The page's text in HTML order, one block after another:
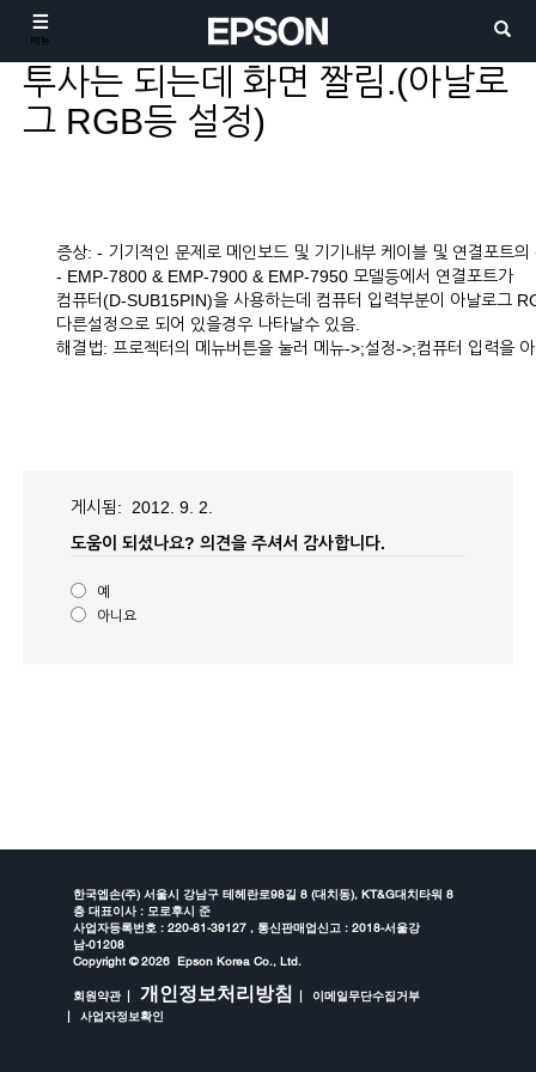
메뉴
투사는 되는데 화면 짤림.(아날로
그 RGB등 설정)
증상: - 기기적인 문제로 메인보드 및 기기내부 케이블 및 연결포트의
- EMP-7800 & EMP-7900 & EMP-7950 모델등에서 연결포트가
컴퓨터(D-SUB15PIN)을 사용하는데 컴퓨터 입력부분이 아날로그
다른설정으로 되어 있을경우 나타날수 있음.
해결법: 프로젝터의 메뉴버튼을 눌러 메뉴->;설정->;컴퓨터 입력을
게시됨: 2012. 9. 2.
도움이 되셨나요? 의견을 주셔서 감사합니다.
예
아니요
한국엡손(주) 서울시 강남구 테헤란로98길 8 (대치동), KT&G대치타워 8
층 대표이사 : 모로후시 준
사업자등록번호 : 220-81-39127 , 통신판매업신고 : 2018-서울강
남-01208
Copyright ©2026 Epson Korea Co., Ltd.
회원약관 개인정보처리방침
이메일무단수집거부
사업자정보확인